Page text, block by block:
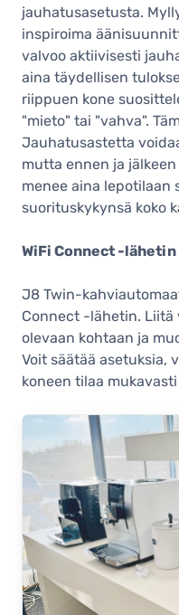
jauhatusasetusta.
inspiroima
valvoo aktiivisesti
aina täydellisen
riippuen kone
"mieto" tai "vahva".
Jauhatusastetta
mutta ennen ja
menee aina lepotilaan
suorituskykynsä koko
WiFi Connect -
J8 Twin-
Connect -lähetin. Liitä
olevaan kohtaan ja
Voit säätää asetuksia,
koneen tilaa